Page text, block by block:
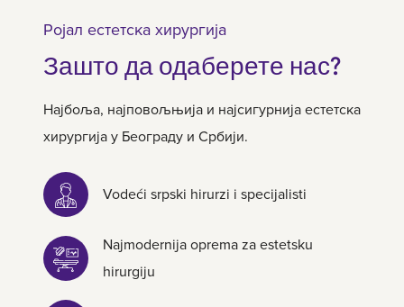
Ројал естетска хирургија
Зашто да одаберете нас?
Најбоља, најповољњија и најсигурнија естетска
хирургија у Београду и Србији.
Vodeći srpski hirurzi i specijalisti
Najmodernija oprema za estetsku
hirurgiju